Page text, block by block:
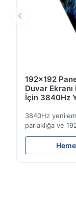
192x192
Duvar
İçin 3840Hz
3840Hz
parlaklığa ve
hafif 7,2 kg
ve global voltaj
ile canlı